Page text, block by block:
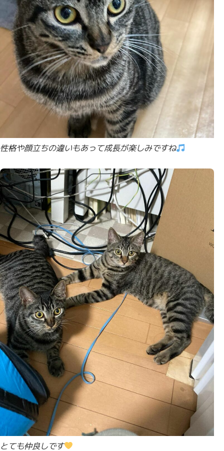
性格や顔立ちの違いもあって成長が楽しみですね
とても仲良しです